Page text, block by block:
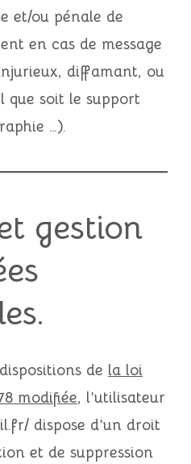
et/ou pénale de
en cas de message
diffamant, ou
que soit le support
…).
gestion
de la loi
modifiée, l’utilisateur
dispose d’un droit
et de suppression